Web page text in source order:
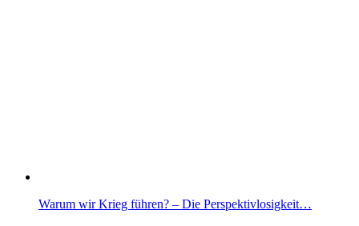
Warum wir Krieg führen? – Die Perspektivlosigkeit…